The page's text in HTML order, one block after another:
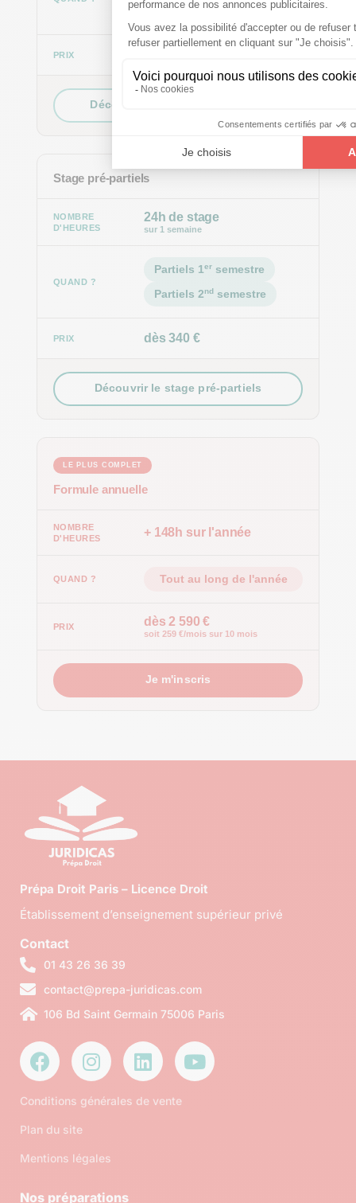
Stage pré-partiels
LE PLUS COMPLET
Formule annuelle
24h de stage
sur 1 semaine
+ 148h sur l'année
2esemestre
Partiels 1er semestre
Partiels 2nd semestre
Tout au long de l'année
dès 340 €
dès 2 590 €
soit 259 €/mois sur 10 mois
Découvrir la préparation des TD
Découvrir le stage pré-partiels
Je m'inscris
Prépa Droit Paris – Licence Droit
Établissement d’enseignement supérieur privé
Contact
01 43 26 36 39
contact@prepa-juridicas.com
106 Bd Saint Germain 75006 Paris
Conditions générales de vente
Plan du site
Mentions légales
Nos préparations